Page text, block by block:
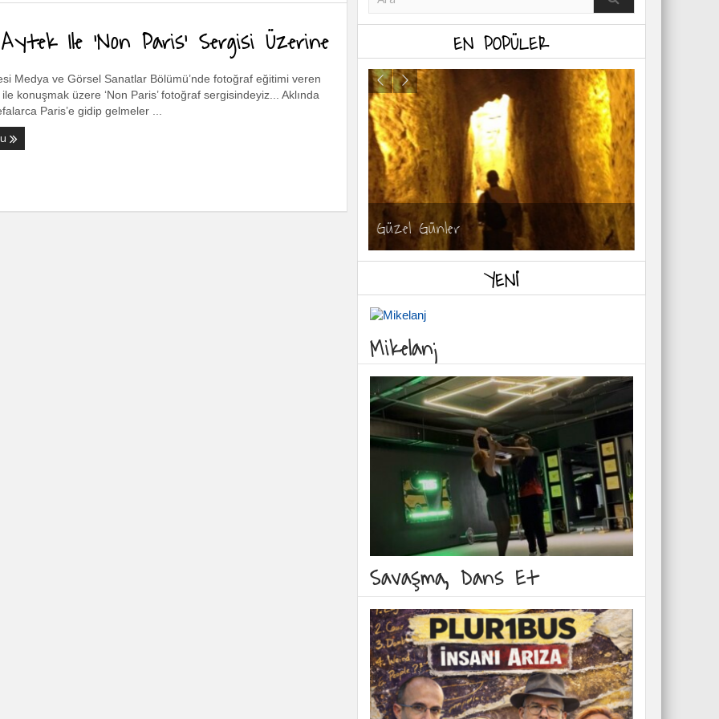
Ile ‘Non Paris’ Sergisi Üzerine
Medya ve Görsel Sanatlar Bölümü’nde fotoğraf eğitimi veren
konuşmak üzere ‘Non Paris’ fotoğraf sergisindeyiz... Aklında
Paris’e gidip gelmeler ...
EN POPÜLER
Güzel Günler
YENI
Mikelanj
Savaşma, Dans Et